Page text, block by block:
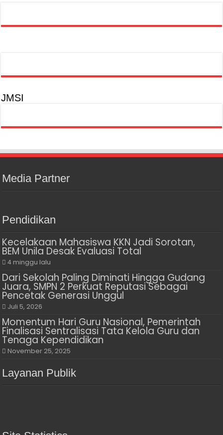
JMSI
Media Partner
Pendidikan
Kecelakaan Mahasiswa KKN Jadi Sorotan,
BEM Unila Desak Evaluasi Total
4 minggu lalu
Dari Sekolah Paling Diminati Hingga Gudang
Juara, SMPN 2 Perkuat Reputasi Sebagai
Pencetak Generasi Unggul
Juli 5, 2026
Momentum Hari Guru Nasional, Pemerintah
Finalisasi Sentralisasi Tata Kelola Guru dan
Tenaga Kependidikan
November 25, 2025
Layanan Publik